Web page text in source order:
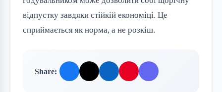
відпустку завдяки стійкій економіці. Це
сприймається як норма, а не розкіш.
Share: